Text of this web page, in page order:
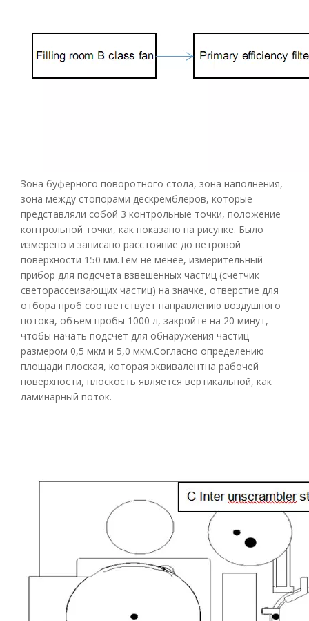
Зона буферного поворотного стола, зона наполнения,
зона между стопорами дескремблеров, которые
представляли собой 3 контрольные точки, положение
контрольной точки, как показано на рисунке. Было
измерено и записано расстояние до ветровой
поверхности 150 мм.Тем не менее, измерительный
прибор для подсчета взвешенных частиц (счетчик
светорассеивающих частиц) на значке, отверстие для
отбора проб соответствует направлению воздушного
потока, объем пробы 1000 л, закройте на 20 минут,
чтобы начать подсчет для обнаружения частиц
размером 0,5 мкм и 5,0 мкм.Согласно определению
площади плоская, которая эквивалентна рабочей
поверхности, плоскость является вертикальной, как
ламинарный поток.